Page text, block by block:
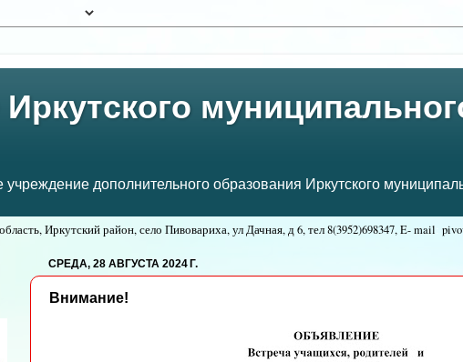
дополнительного образования Иркутского
Иркутский район, село Пивовариха, ул Дачная, д 6, тел8(3952)698347, E- mail
СРЕДА, 28 АВГУСТА 2024 Г.
Внимание!